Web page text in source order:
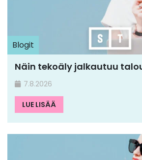
Blogit
Näin tekoäly jalkautuu
7.8.2026
LUE LISÄÄ